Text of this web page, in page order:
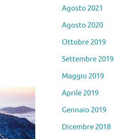
Agosto 2021
Agosto 2020
Ottobre 2019
Settembre 2019
Maggio 2019
Aprile 2019
Gennaio 2019
Dicembre 2018